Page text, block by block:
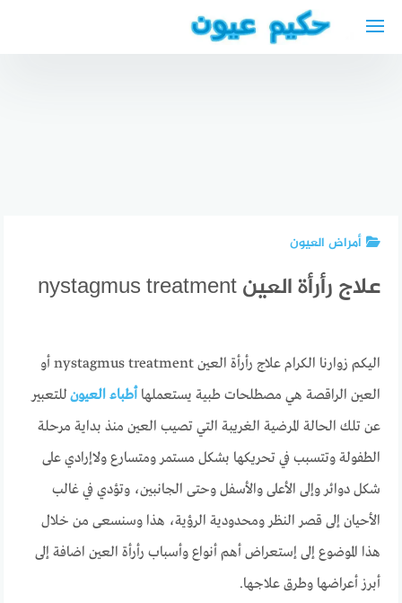
أمراض العيون
علاج رأرأة العين nystagmus treatment
اليكم زوارنا الكرام علاج رأرأة العين nystagmus treatment أو
العين الراقصة هي مصطلحات طبية يستعملهاأطباء العيون للتعبير
عن تلك الحالة المرضية الغريبة التي تصيب العين منذ بداية مرحلة
الطفولة وتتسبب في تحريكها بشكل مستمر ومتسارع ولاإرادي على
شكل دوائر وإلى الأعلى والأسفل وحتى الجانبين، وتؤدي في غالب
الأحيان إلى قصر النظر ومحدودية الرؤية، هذا وسنسعى من خلال
هذا الموضوع إلى إستعراض أهم أنواع وأسباب رأرأة العين اضافة إلى
أبرز أعراضها وطرق علاجها.